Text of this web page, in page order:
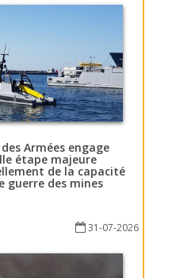
Armées engage
étape majeure
de la capacité
guerre des mines
31-07-2026